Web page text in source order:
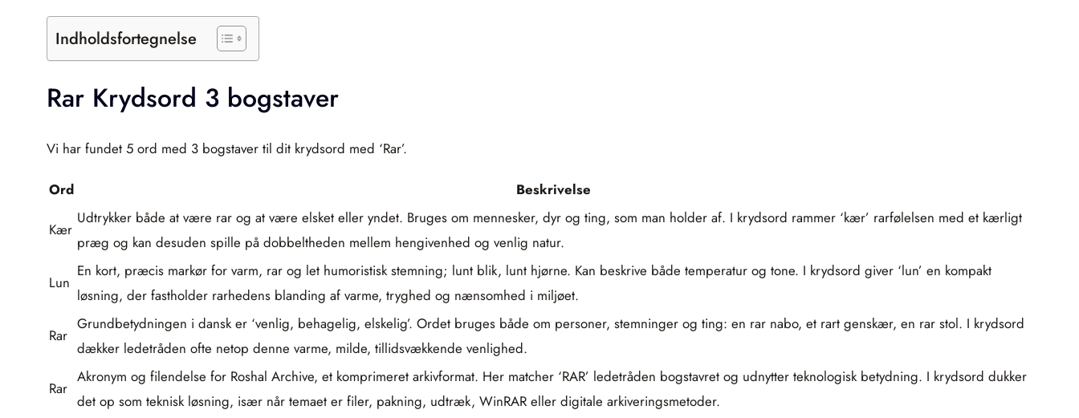
Indholdsfortegnelse
Rar Krydsord 3 bogstaver
Vi har fundet 5 ord med 3 bogstaver til dit krydsord med ‘Rar’.
Ord Beskrivelse
Kær
Udtrykker både at være rar og at være elsket eller yndet. Bruges om mennesker, dyr og ting, som man holder af. I krydsord rammer ‘kær’ rarfølelsen med et kærligt
præg og kan desuden spille på dobbeltheden mellem hengivenhed og venlig natur.
Lun
En kort, præcis markør for varm, rar og let humoristisk stemning; lunt blik, lunt hjørne. Kan beskrive både temperatur og tone. I krydsord giver ‘lun’ en kompakt
løsning, der fastholder rarhedens blanding af varme, tryghed og nænsomhed i miljøet.
Rar
Grundbetydningen i dansk er ‘venlig, behagelig, elskelig’. Ordet bruges både om personer, stemninger og ting: en rar nabo, et rart genskær, en rar stol. I krydsord
dækker ledetråden ofte netop denne varme, milde, tillidsvækkende venlighed.
Rar
Akronym og filendelse for Roshal Archive, et komprimeret arkivformat. Her matcher ‘RAR’ ledetråden bogstavret og udnytter teknologisk betydning. I krydsord dukker
det op som teknisk løsning, især når temaet er filer, pakning, udtræk, WinRAR eller digitale arkiveringsmetoder.